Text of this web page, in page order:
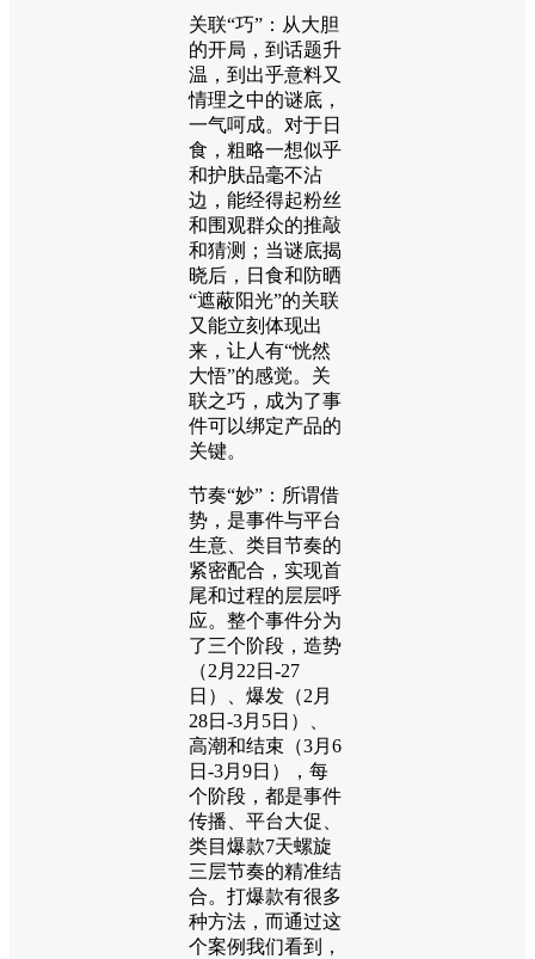
关联“巧”：从大胆
的开局，到话题升
温，到出乎意料又
情理之中的谜底，
一气呵成。对于日
食，粗略一想似乎
和护肤品毫不沾
边，能经得起粉丝
和围观群众的推敲
和猜测；当谜底揭
晓后，日食和防晒
“遮蔽阳光”的关联
又能立刻体现出
来，让人有“恍然
大悟”的感觉。关
联之巧，成为了事
件可以绑定产品的
关键。
节奏“妙”：所谓借
势，是事件与平台
生意、类目节奏的
紧密配合，实现首
尾和过程的层层呼
应。整个事件分为
了三个阶段，造势
（2月22日-27
日）、爆发（2月
28日-3月5日）、
高潮和结束（3月6
日-3月9日），每
个阶段，都是事件
传播、平台大促、
类目爆款7天螺旋
三层节奏的精准结
合。 打爆款有很多
种方法，而通过这
个案例我们看到，